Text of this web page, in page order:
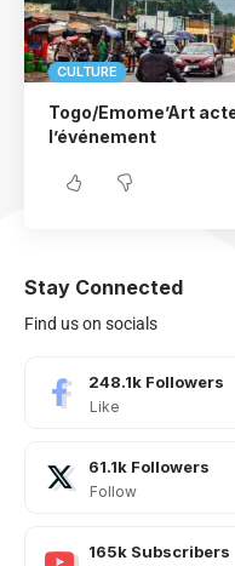
CULTURE
Togo/Emome’Art
l’événement
Stay Connected
Find us on socials
248.1k Followers
Like
61.1k Followers
Follow
165k Subscribers